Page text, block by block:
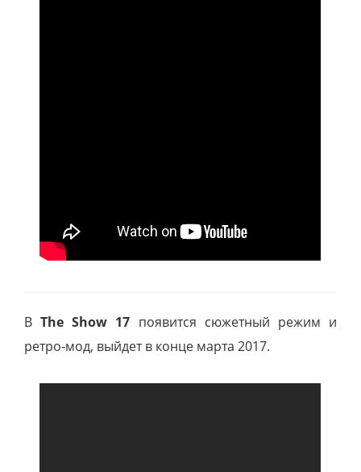
ВThe Show 17 появится сюжетный режим и
ретро-мод, выйдет в конце марта 2017.